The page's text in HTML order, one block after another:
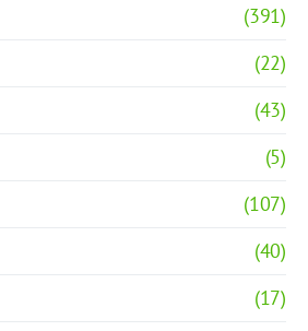
(391)
(22)
(43)
(5)
(107)
(40)
(17)